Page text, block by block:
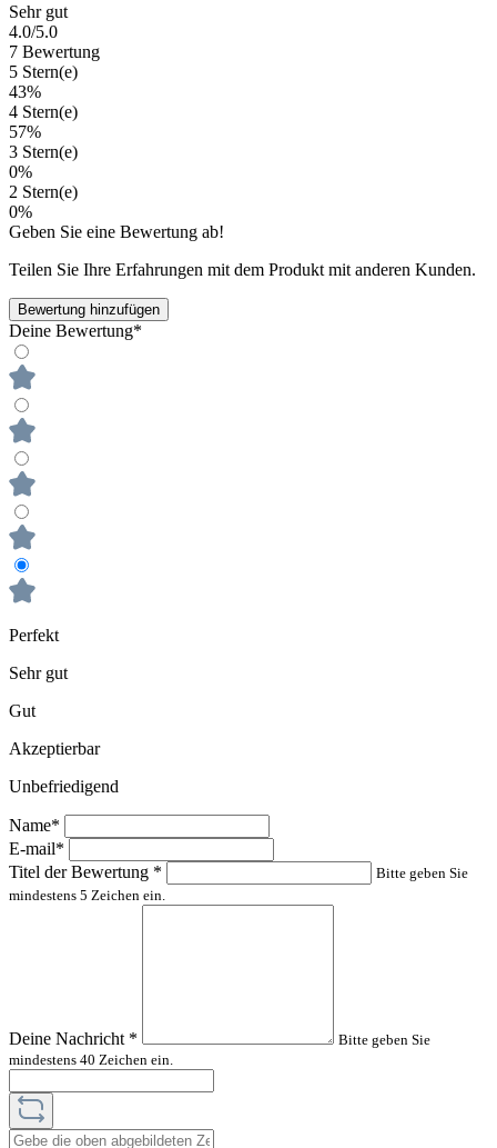
Sehr gut
4.0/5.0
7 Bewertung
5 Stern(e)
43%
4 Stern(e)
57%
3 Stern(e)
0%
2 Stern(e)
0%
Geben Sie eine Bewertung ab!
Teilen Sie Ihre Erfahrungen mit dem Produkt mit anderen Kunden.
Bewertung hinzufügen
Deine Bewertung*
Perfekt
Sehr gut
Gut
Akzeptierbar
Unbefriedigend
Name*
E-mail*
Titel der Bewertung *
Bitte geben Sie
mindestens 5 Zeichen ein.
Deine Nachricht *
Bitte geben Sie
mindestens 40 Zeichen ein.